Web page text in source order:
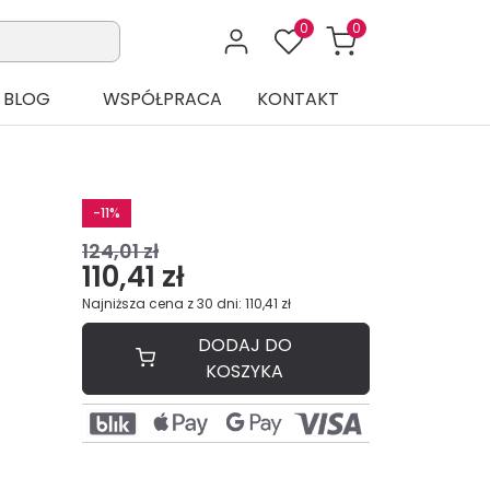
0 0
BLOG WSPÓŁPRACA KONTAKT
-11%
124,01 zł
110,41 zł
Najniższa cena z 30 dni: 110,41 zł
DODAJ DO
KOSZYKA